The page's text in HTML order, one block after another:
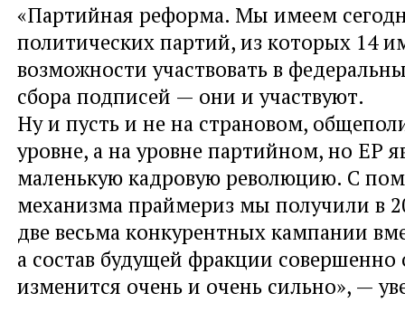
«Партийная реформа. Мы имеем
политических партий, из которых 14
возможности участвовать в
сбора подписей — они и участвуют.
Ну и пусть и не на страновом,
уровне, а на уровне партийном, но ЕР
маленькую кадровую революцию. С
механизма праймериз мы получили в
две весьма конкурентных кампании
а состав будущей фракции совершенно
изменится очень и очень сильно», —